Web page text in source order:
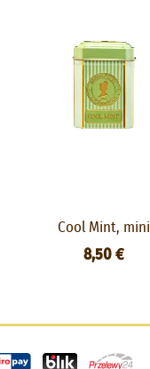
Cool Mint, mini
8,50 €